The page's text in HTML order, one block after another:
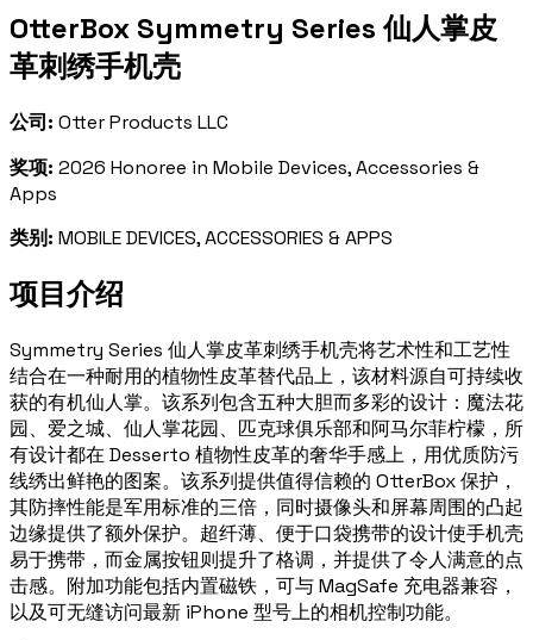
OtterBox Symmetry Series 仙人掌皮
革刺绣手机壳
公司: Otter Products LLC
奖项: 2026 Honoree in Mobile Devices, Accessories &
Apps
类别: MOBILE DEVICES, ACCESSORIES & APPS
项目介绍
Symmetry Series 仙人掌皮革刺绣手机壳将艺术性和工艺性
结合在一种耐用的植物性皮革替代品上，该材料源自可持续收
获的有机仙人掌。该系列包含五种大胆而多彩的设计：魔法花
园、爱之城、仙人掌花园、匹克球俱乐部和阿马尔菲柠檬，所
有设计都在 Desserto 植物性皮革的奢华手感上，用优质防污
线绣出鲜艳的图案。该系列提供值得信赖的 OtterBox 保护，
其防摔性能是军用标准的三倍，同时摄像头和屏幕周围的凸起
边缘提供了额外保护。超纤薄、便于口袋携带的设计使手机壳
易于携带，而金属按钮则提升了格调，并提供了令人满意的点
击感。附加功能包括内置磁铁，可与 MagSafe 充电器兼容，
以及可无缝访问最新 iPhone 型号上的相机控制功能。